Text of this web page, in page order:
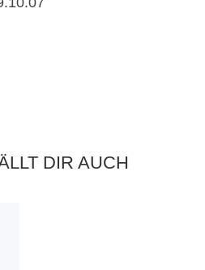
DIR AUCH